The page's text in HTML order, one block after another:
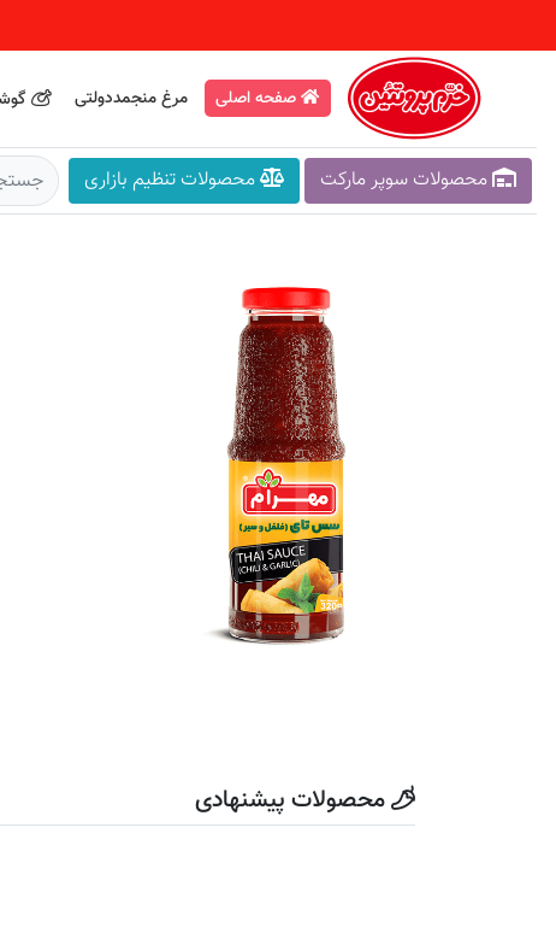
صفحه اصلی مرغ منجمددولتی
محصولات سوپر مارکت محصولات تنظیم بازاری
محصولات پیشنهادی